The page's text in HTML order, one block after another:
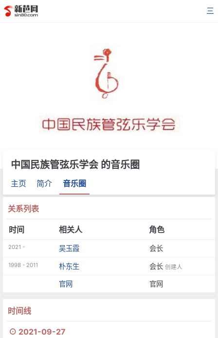
三
中国民族管弦乐学会 的音乐圈
主页 简介 音乐圈
关系列表
时间 相关人 角色
2021 - 吴玉霞 会长
1998 - 2011 朴东生 会长 创建人
官网 官网
时间线
⊙ 2021-09-27